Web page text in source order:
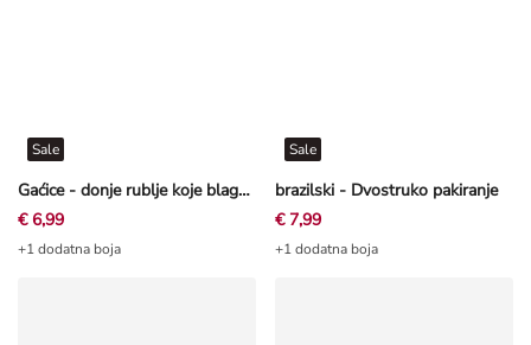
Gaćice - donje rublje koje blago oblikuje figuru - Ružičasta
Sale
€ 6,99
+1 dodatna boja
brazilski - Dvostruko pakiranje
Sale
€ 7,99
+1 dodatna boja